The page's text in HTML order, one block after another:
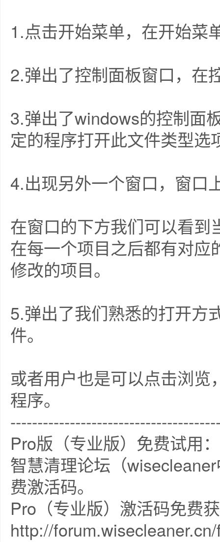
1.点击开始菜单，在开始菜
2.弹出了控制面板窗口，在
3.弹出了windows的控制面
定的程序打开此文件类型选
4.出现另外一个窗口，窗口
在窗口的下方我们可以看
在每一个项目之后都有对
修改的项目。
5.弹出了我们熟悉的打开方
件。
或者用户也是可以点击浏
程序。
Pro版（专业版）免费试用：
智慧清理论坛（
费激活码。
Pro（专业版）激活码免费
http://